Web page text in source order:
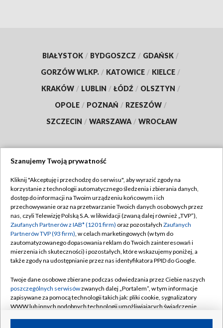
BIAŁYSTOK / BYDGOSZCZ / GDAŃSK /
GORZÓW WLKP. / KATOWICE / KIELCE /
KRAKÓW / LUBLIN / ŁÓDŹ / OLSZTYN /
OPOLE / POZNAŃ / RZESZÓW /
SZCZECIN / WARSZAWA / WROCŁAW
TVP
Abonament TVP
Emisja w TVP
Centrum informacji TVP
Naziemna Telewizja Cyfrowa
Rada Programowa
System NOS
Informacje o nadawcy
Regulamin TVP
Polityka prywatności
Moje zgody
Pomoc
Kontakt
Kanały
Szanujemy Twoją prywatność
Kliknij "Akceptuję i przechodzę do serwisu", aby wyrazić zgody na
korzystanie z technologii automatycznego śledzenia i zbierania danych,
dostęp do informacji na Twoim urządzeniu końcowym i ich
przechowywanie oraz na przetwarzanie Twoich danych osobowych przez
nas, czyli Telewizję Polską S.A. w likwidacji (zwaną dalej również „TVP”),
Zaufanych Partnerów z IAB* (1201 firm) oraz pozostałych Zaufanych
Partnerów TVP (93 firm), w celach marketingowych (w tym do
zautomatyzowanego dopasowania reklam do Twoich zainteresowań i
mierzenia ich skuteczności) i pozostałych, które wskazujemy poniżej, a
także zgody na udostępnianie przez nas identyfikatora PPID do Google.
Twoje dane osobowe zbierane podczas odwiedzania przez Ciebie naszych
poszczególnych serwisówzwanych dalej „Portalem”, w tym informacje
zapisywane za pomocą technologii takich jak: pliki cookie, sygnalizatory
WWW lub innych podobnych technologii umożliwiających świadczenie